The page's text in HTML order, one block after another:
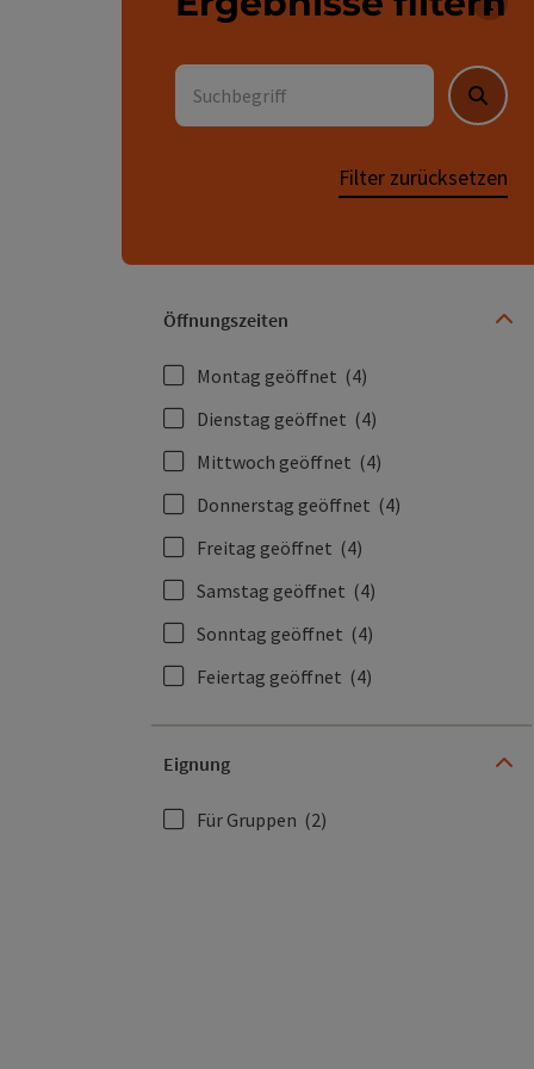
Für
Suchbegriff
Suchen
Filter zurücksetzen
Öffnungszeiten
Montag geöffnet (4)
Dienstag geöffnet (4)
Mittwoch geöffnet (4)
Donnerstag geöffnet (4)
Freitag geöffnet (4)
Samstag geöffnet (4)
Sonntag geöffnet (4)
Feiertag geöffnet (4)
Eignung
Für Gruppen (2)